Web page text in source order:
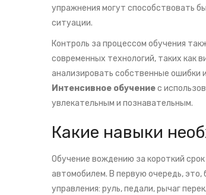
упражнения могут способствовать
ситуации.
Контроль за процессом обучения
современных технологий, таких как
анализировать собственные ошибки
Интенсивное обучениес
увлекательным и познавательным.
Какие навыки
Обучение вождению за короткий
автомобилем. В первую очередь, это,
управления: руль, педали, рычаг